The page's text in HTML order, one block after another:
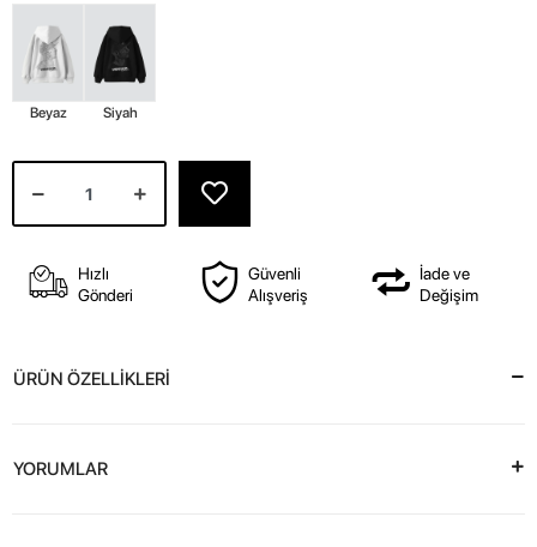
Beyaz Siyah
Hızlı
Gönderi
Güvenli
Alışveriş
İade ve
Değişim
ÜRÜN ÖZELLİKLERİ
YORUMLAR